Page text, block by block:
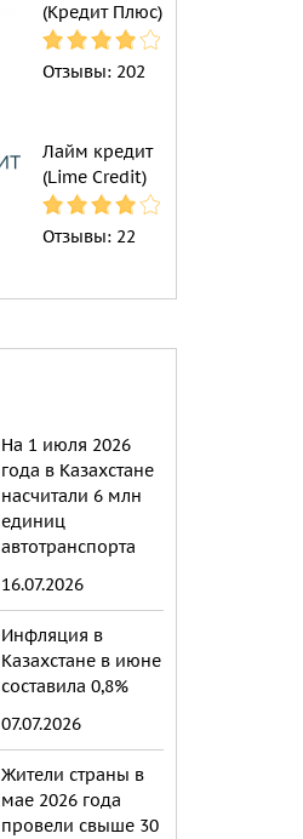
(Кредит Плюс)
Отзывы: 202
Лайм кредит
(Lime Credit)
Отзывы: 22
На 1 июля 2026
года в Казахстане
насчитали 6 млн
единиц
автотранспорта
16.07.2026
Инфляция в
Казахстане в июне
составила 0,8%
07.07.2026
Жители страны в
мае 2026 года
провели свыше 30